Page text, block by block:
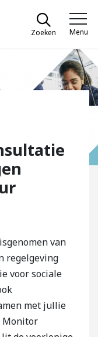
Menu
Zoeken
van
regelgeving
voor sociale
met jullie
Monitor